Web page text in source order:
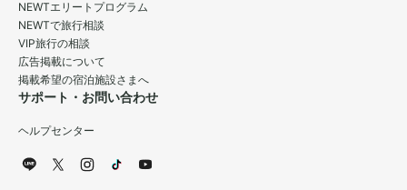
NEWTエリートプログラム
NEWTで旅行相談
VIP旅行の相談
広告掲載について
掲載希望の宿泊施設さまへ
サポート・お問い合わせ
ヘルプセンター